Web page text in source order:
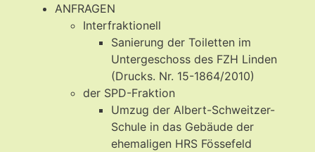
ANFRAGEN
Interfraktionell
Sanierung der Toiletten im
Untergeschoss des FZH Linden
(Drucks. Nr. 15-1864/2010)
der SPD-Fraktion
Umzug der Albert-Schweitzer-
Schule in das Gebäude der
ehemaligen HRS Fössefeld